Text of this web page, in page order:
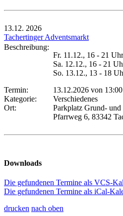
13.12. 2026
Tachertinger Adventsmarkt
Beschreibung:
Fr. 11.12., 16 - 21 Uhr
Sa. 12.12., 16 - 21
So. 13.12., 13 - 18
Termin:
13.12.2026 von 13:00
Kategorie:
Verschiedenes
Ort:
Parkplatz Grund-
Pfarrweg 6, 83342
Downloads
Die gefundenen Termine als VCS-
Die gefundenen Termine als iCal-
drucken nach oben